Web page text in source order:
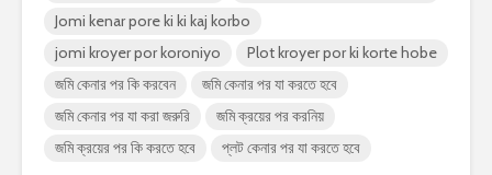
Jomi kenar pore ki ki kaj korbo
jomi kroyer por koroniyo
Plot kroyer por ki korte hobe
জমি কেনার পর কি করবেন
জমি কেনার পর যা করতে হবে
জমি কেনার পর যা করা জরুরি
জমি ক্রয়ের পর করনিয়
জমি ক্রয়ের পর কি করতে হবে
প্লট কেনার পর যা করতে হবে